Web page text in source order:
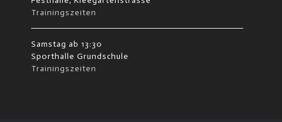
Trainingszeiten
Samstag ab 13:30
Sporthalle Grundschule
Trainingszeiten